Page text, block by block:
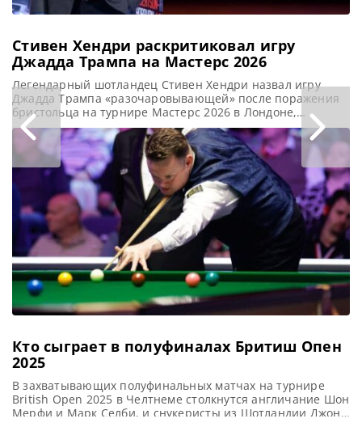
Стивен Хендри раскритиковал игру
Джадда Трампа на Мастерс 2026
Легендарный шотландец Стивен Хендри назвал игру
Джадда Трампа «разочаровывающей» после поражения
бристольца на турнире Мастерс 2026 в Лондоне,
сообщает SnookerHQ Стивен Хендри раскритиковал
Джадда Трампа за его игру на недавнем турнире Masters
(Мастерс) 2026. Где первый номер в мировом рейтинге
снова не смог завоевать титул. Туз не выиграл ни одного
турнира в мейн-туре с конца
Кто сыграет в полуфиналах Бритиш Опен
2025
В захватывающих полуфинальных матчах на турнире
British Open 2025 в Челтнеме столкнутся англичание Шон
Мерфи и Марк Селби, и снукеристы из Шотландии Джон